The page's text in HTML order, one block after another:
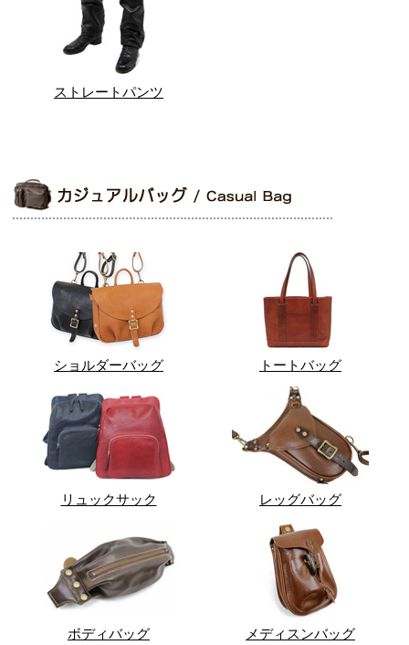
ストレートパンツ
ショルダーバッグ トートバッグ
リュックサック レッグバッグ
ボディバッグ メディスンバッグ